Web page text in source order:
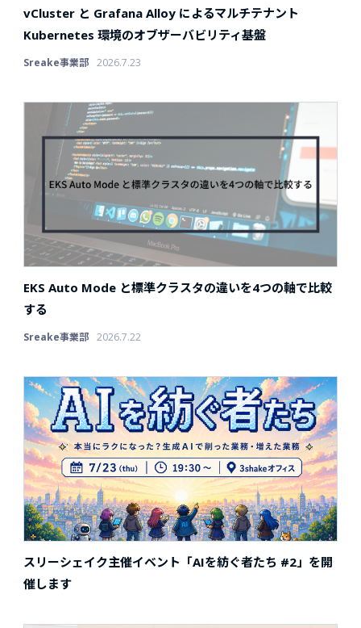
vCluster と Grafana Alloy によるマルチテナント
Kubernetes 環境のオブザーバビリティ基盤
Sreake事業部 2026.7.23
EKS Auto Mode と標準クラスタの違いを4つの軸で比較
する
Sreake事業部 2026.7.22
スリーシェイク主催イベント「AIを紡ぐ者たち #2」を開
催します